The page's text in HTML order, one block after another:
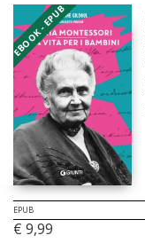
EBOOK - EPUB
EPUB
€ 9,99